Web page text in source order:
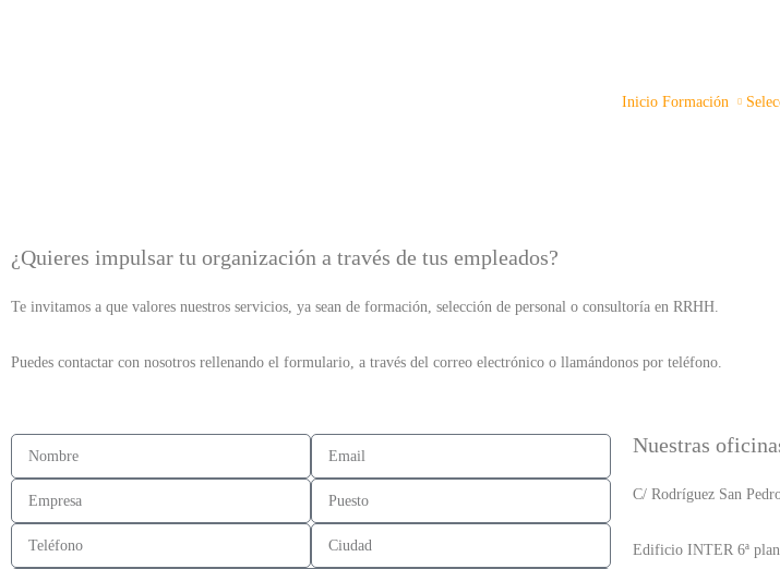
Inicio Formación
¿Quieres impulsar tu organización a través de tus empleados?
Te invitamos a que valores nuestros servicios, ya sean de formación, selección de personal o consultoría en RRHH.
Puedes contactar con nosotros rellenando el formulario, a través del correo electrónico o llamándonos por teléfono.
Nuestras
C/ Rodríguez San
Edificio INTER 6ª